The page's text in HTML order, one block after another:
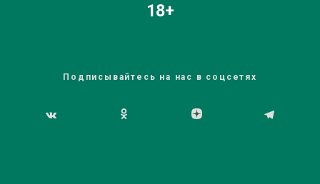
18+
Подписывайтесь на нас в соцсетях